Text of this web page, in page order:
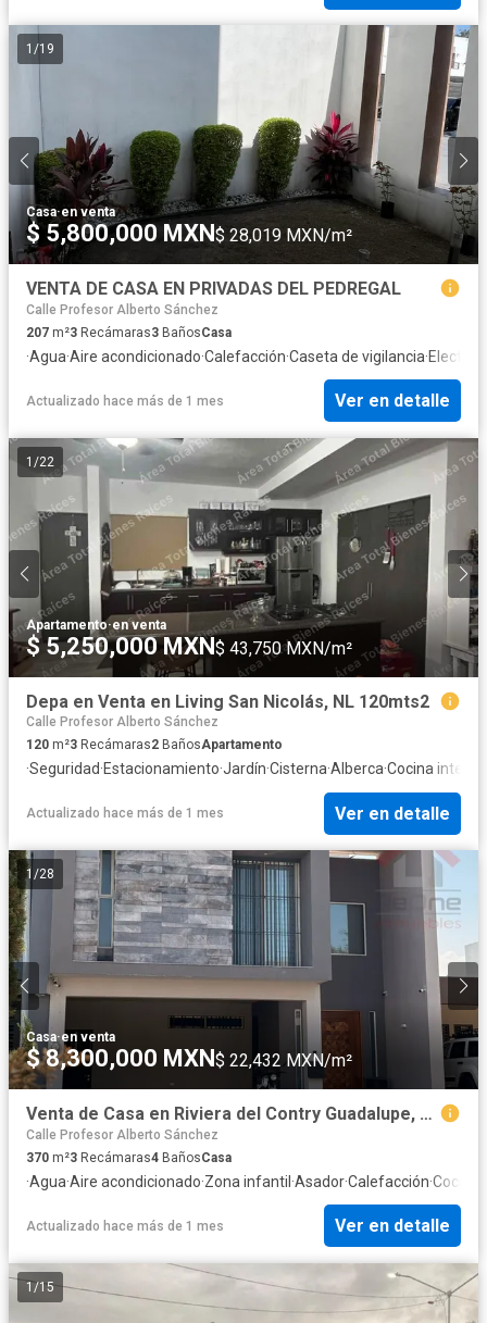
1 /19
Casa·en venta
$ 5,800,000 MXN$ 28,019 MXN/m²
VENTA DE CASA EN PRIVADAS DEL PEDREGAL
Calle Profesor Alberto Sánchez
207 m²3 Recámaras3 BañosCasa
·Agua·Aire acondicionado·Calefacción·Caseta de vigilancia·
Actualizado hace más de 1 mes Ver en detalle
1 /22
Apartamento·en venta
$ 5,250,000 MXN$ 43,750 MXN/m²
Depa en Venta en Living San Nicolás, NL 120mts2
Calle Profesor Alberto Sánchez
120 m²3 Recámaras2 BañosApartamento
·Seguridad·Estacionamiento·Jardín·Cisterna·Alberca·Cocina
Actualizado hace más de 1 mes Ver en detalle
1 /28
Casa·en venta
$ 8,300,000 MXN $ 22,432 MXN/m²
Venta de Casa en Riviera del Contry Guadalupe, N. L.
Calle Profesor Alberto Sánchez
370 m²3 Recámaras4 BañosCasa
·Agua·Aire acondicionado·Zona infantil ·Asador·Calefacción·Cocina
Actualizado hace más de 1 mes Ver en detalle
1/15